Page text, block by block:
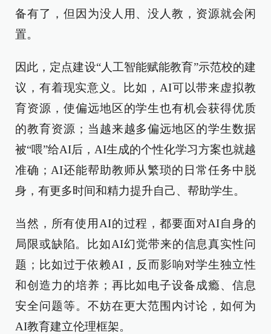
备有了，但因为没人用、没人教，资源就会闲
置。
因此，定点建设“人工智能赋能教育”示范校的建
议，有着现实意义。比如，AI可以带来虚拟教
育资源，使偏远地区的学生也有机会获得优质
的教育资源；当越来越多偏远地区的学生数据
被“喂”给AI后，AI生成的个性化学习方案也就越
准确；AI还能帮助教师从繁琐的日常任务中脱
身，有更多时间和精力提升自己、帮助学生。
当然，所有使用AI的过程，都要面对AI自身的
局限或缺陷。比如AI幻觉带来的信息真实性问
题；比如过于依赖AI，反而影响对学生独立性
和创造力的培养；再比如电子设备成瘾、信息
安全问题等。不妨在更大范围内讨论，如何为
AI教育建立伦理框架。